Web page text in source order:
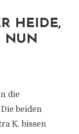
HEIDE,
NUN
die
beiden
K. bissen